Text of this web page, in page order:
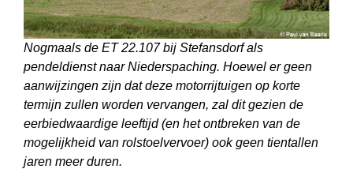
Nogmaals de ET 22.107 bij Stefansdorf als
pendeldienst naar Niederspaching. Hoewel er geen
aanwijzingen zijn dat deze motorrijtuigen op korte
termijn zullen worden vervangen, zal dit gezien de
eerbiedwaardige leeftijd (en het ontbreken van de
mogelijkheid van rolstoelvervoer) ook geen tientallen
jaren meer duren.